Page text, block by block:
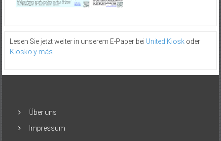
Lesen Sie jetzt weiter in unserem E-Paper bei United Kioskoder
Kiosko y más
Über uns
Impressum